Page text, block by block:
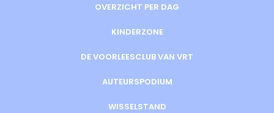
OVERZICHT PER DAG
KINDERZONE
DE VOORLEESCLUB VAN VRT
AUTEURSPODIUM
WISSELSTAND